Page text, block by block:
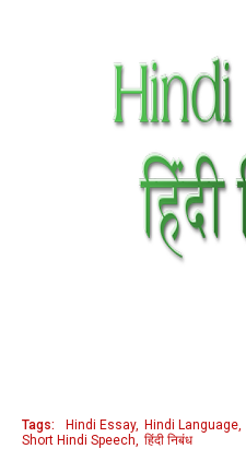
Tags: Hindi Essay Hindi Language
Short Hindi Speech
हिंदी निबंध